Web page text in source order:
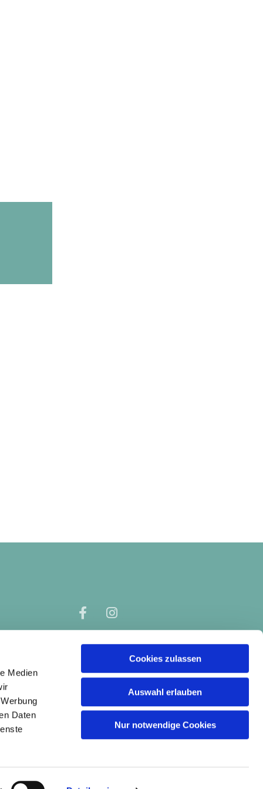
Medien
Daten
Cookies zulassen
Auswahl erlauben
Nur notwendige Cookies